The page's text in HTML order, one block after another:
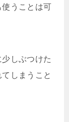
うことは可
しぶつけた
しまうこと